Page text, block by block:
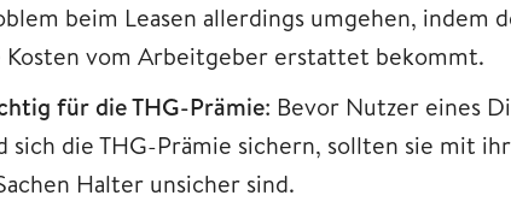
beim Leasen allerdings umgehen, indem
Kosten vom Arbeitgeber erstattet bekommt.
für die THG-Prämie: Bevor Nutzer eines
sich die THG-Prämie sichern, sollten sie mit
Halter unsicher sind.